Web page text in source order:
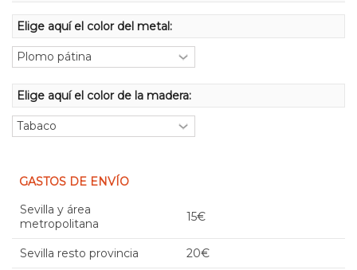
Elige aquí el color del metal:
Elige aquí el color de la madera:
GASTOS DE ENVÍO
Sevilla y área
metropolitana
15€
Sevilla resto provincia 20€